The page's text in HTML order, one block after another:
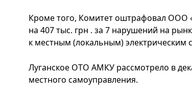
Кроме того, Комитет оштрафовал ООО
на 407 тыс. грн . за 7 нарушений на
к местным (локальным) электрическим
Луганское ОТО АМКУ рассмотрело в
местного самоуправления.